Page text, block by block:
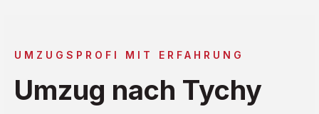
UMZUGSPROFI MIT ERFAHRUNG
Umzug nach Tychy